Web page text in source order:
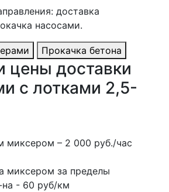
доставка
насосами.
Прокачка бетона
цены доставки
с лотками 2,5-
миксером – 2 000 руб./чаc
миксером за пределы
на - 60 руб/км